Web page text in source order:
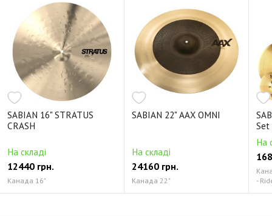
SABIAN 16" STRATUS
CRASH
На складі
12440 грн.
Канада 16"
SABIAN 22" AAX OMNI
На складі
24160 грн.
Канада 22"
Set
На
-